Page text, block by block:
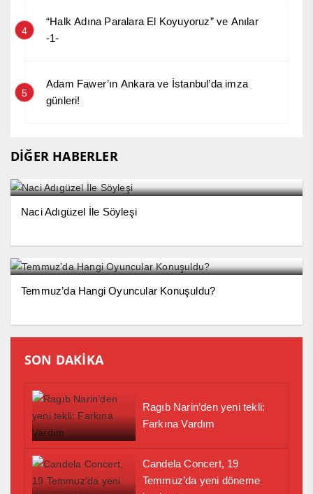
4
“Halk Adına Paralara El Koyuyoruz” ve Anılar
-1-
5
Adam Fawer’ın Ankara ve İstanbul’da imza
günleri!
DİĞER HABERLER
Naci Adıgüzel İle Söyleşi
Temmuz’da Hangi Oyuncular Konuşuldu?
SON DAKİKA
Ragıb Narin’den yeni tekli:
Farkına Vardım
Candela Concert, 19
Temmuz’da yeni döneme